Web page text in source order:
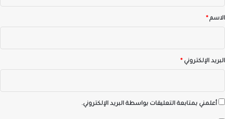
*الاسم *
البريد الإلكتروني *
أعلمني بمتابعة التعليقات بواسطة البريد الإلكتروني.